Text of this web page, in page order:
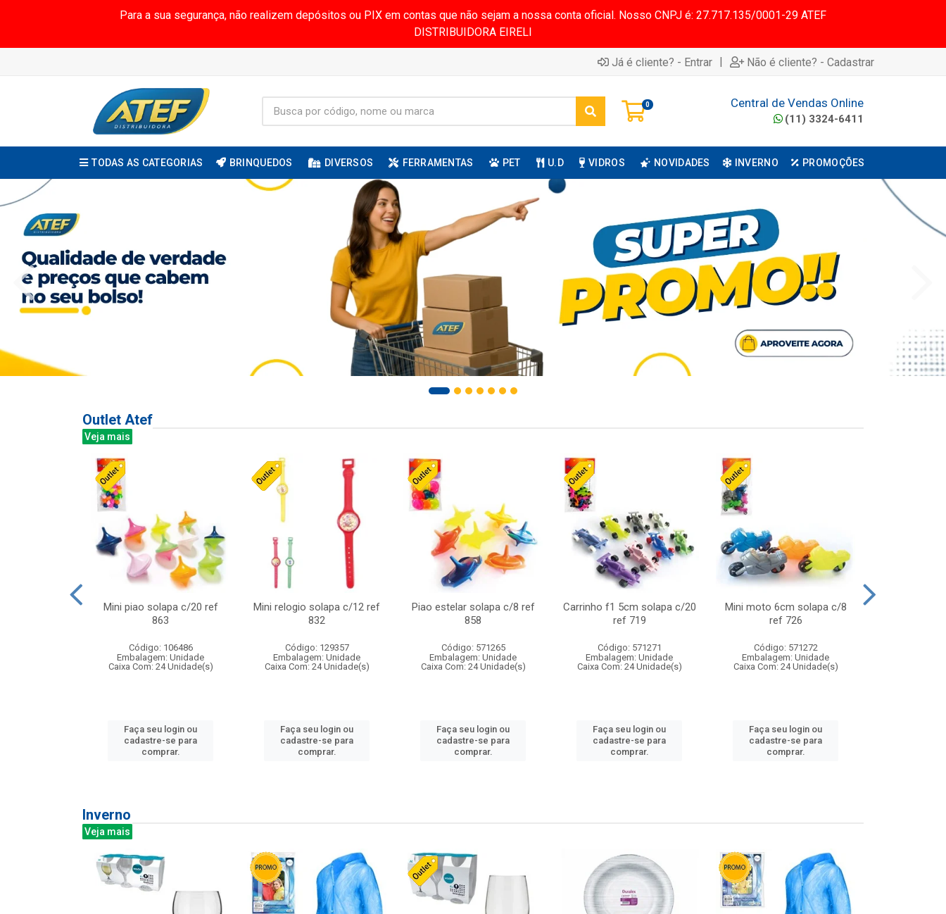
Para a sua segurança, não realizem depósitos ou PIX em contas que não sejam a nossa conta oficial. Nosso CNPJ é: 27.717.135/0001-29 ATEF
DISTRIBUIDORA EIRELI
Já é cliente? - Entrar | Não é cliente? - Cadastrar
0 Central de Vendas Online
(11) 3324-6411
TODAS AS CATEGORIAS BRINQUEDOS DIVERSOS FERRAMENTAS PET U.D VIDROS NOVIDADES INVERNO PROMOÇÕES
Outlet Atef
Veja mais
Mini piao solapa c/20 ref
863
Código: 106486
Embalagem: Unidade
Caixa Com: 24 Unidade(s)
Faça seu login ou
cadastre-se para
comprar.
Mini relogio solapa c/12 ref
832
Código: 129357
Embalagem: Unidade
Caixa Com: 24 Unidade(s)
Faça seu login ou
cadastre-se para
comprar.
Piao estelar solapa c/8 ref
858
Código: 571265
Embalagem: Unidade
Caixa Com: 24 Unidade(s)
Faça seu login ou
cadastre-se para
comprar.
Carrinho f1 5cm solapa c/20
ref 719
Código: 571271
Embalagem: Unidade
Caixa Com: 24 Unidade(s)
Faça seu login ou
cadastre-se para
comprar.
Mini moto 6cm solapa c/8
ref 726
Código: 571272
Embalagem: Unidade
Caixa Com: 24 Unidade(s)
Faça seu login ou
cadastre-se para
comprar.
Inverno
Veja mais